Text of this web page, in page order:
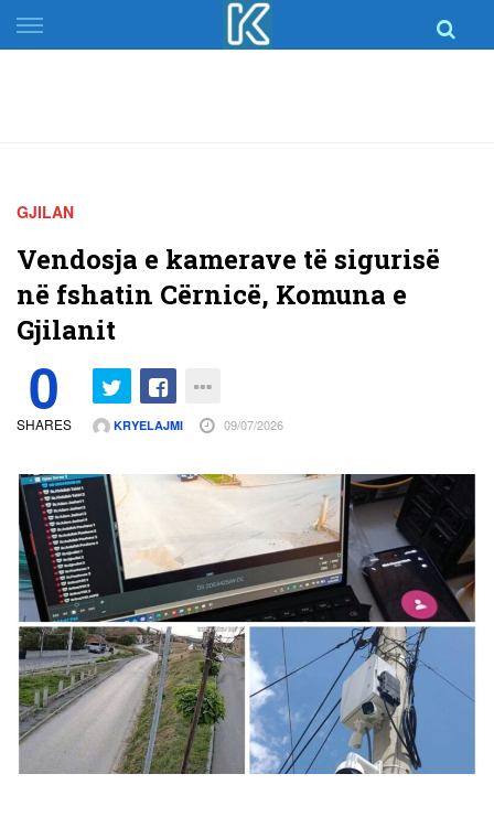
Skip
to
GJILAN
Vendosja e kamerave të sigurisë
në fshatin Cërnicë, Komuna e
Gjilanit
0
SHARES KRYELAJMI 09/07/2026